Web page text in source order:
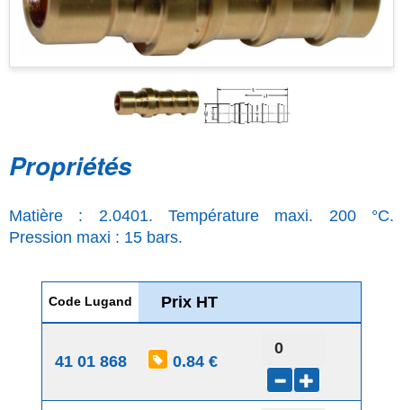
Propriétés
Matière : 2.0401. Température maxi. 200 °C.
Pression maxi : 15 bars.
Code Lugand Prix HT
41 01 868 0.84 €